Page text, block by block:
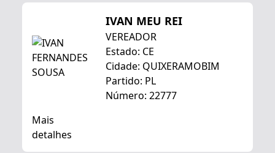
IVAN MEU REI
VEREADOR
Estado: CE
Cidade: QUIXERAMOBIM
Partido: PL
Número: 22777
Mais
detalhes